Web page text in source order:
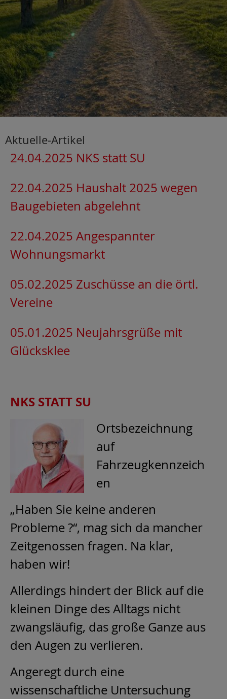
Aktuelle-Artikel
24.04.2025 NKS statt SU
22.04.2025 Haushalt 2025 wegen
Baugebieten abgelehnt
22.04.2025 Angespannter
Wohnungsmarkt
05.02.2025 Zuschüsse an die örtl.
Vereine
05.01.2025 Neujahrsgrüße mit
Glücksklee
NKS STATT SU
Ortsbezeichnung
auf
Fahrzeugkennzeich
en
„Haben Sie keine anderen
Probleme ?“, mag sich da mancher
Zeitgenossen fragen. Na klar,
haben wir!
Allerdings hindert der Blick auf die
kleinen Dinge des Alltags nicht
zwangsläufig, das große Ganze aus
den Augen zu verlieren.
Angeregt durch eine
wissenschaftliche Untersuchung